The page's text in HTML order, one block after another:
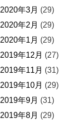
2020年3月 (29)
2020年2月 (29)
2020年1月 (29)
2019年12月 (27)
2019年11月 (31)
2019年10月 (29)
2019年9月 (31)
2019年8月 (29)